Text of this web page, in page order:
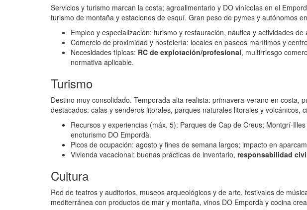
Servicios y turismo marcan la costa; agroalimentario y DO vinícolas en el
turismo de montaña y estaciones de esquí. Gran peso de pymes y autónomos
Empleo y especialización: turismo y restauración, náutica y actividades
Comercio de proximidad y hostelería: locales en paseos marítimos y
Necesidades típicas: RC de explotación/profesional, multirriesgo
normativa aplicable.
Turismo
Destino muy consolidado. Temporada alta realista: primavera‑verano en
destacados: calas y senderos litorales, parques naturales litorales y volcánicos,
Recursos y experiencias (máx. 5): Parques de Cap de Creus;
enoturismo DO Empordà.
Picos de ocupación: agosto y fines de semana largos; impacto en
Vivienda vacacional: buenas prácticas de inventario, responsabilidad
Cultura
Red de teatros y auditorios, museos arqueológicos y de arte, festivales de
mediterránea con productos de mar y montaña, vinos DO Empordà y cocina